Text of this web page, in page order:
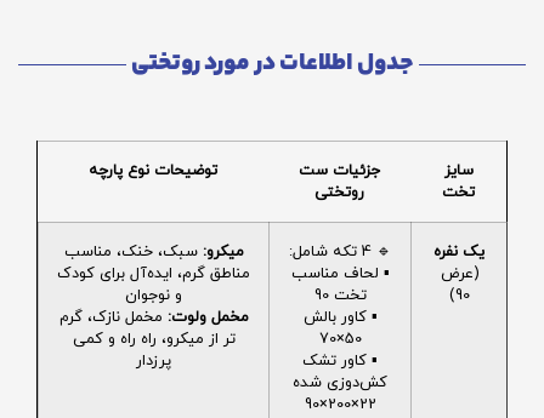
جدول اطلاعات در مورد روتختی
سایز
تخت
جزئیات ست
روتختی
توضیحات نوع پارچه
یک نفره
(عرض
90)
🔹 4 تکه شامل:
▪️ لحاف مناسب
تخت 90
▪️ کاور بالش
50×70
▪️ کاور تشک
کش‌دوزی شده
22×200×90
میکرو: سبک، خنک، مناسب
مناطق گرم، ایده‌آل برای کودک
و نوجوان
مخمل ولوت: مخمل نازک، گرم
تر از میکرو، راه راه و کمی
پرزدار